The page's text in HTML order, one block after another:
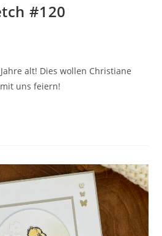
#120
alt! Dies wollen Christiane
uns feiern!